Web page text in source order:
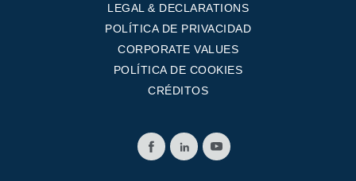
LEGAL & DECLARATIONS
POLÍTICA DE PRIVACIDAD
CORPORATE VALUES
POLÍTICA DE COOKIES
CRÉDITOS